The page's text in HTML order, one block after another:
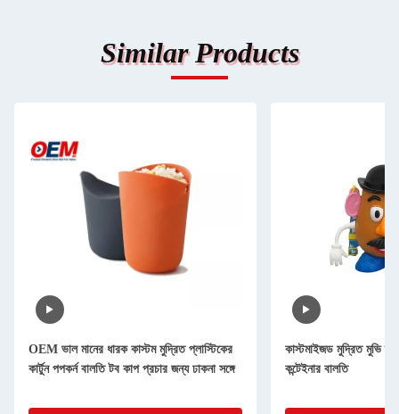
Similar Products
OEM ভাল মানের ধারক কাস্টম মুদ্রিত প্লাস্টিকের
কার্টুন পপকর্ন বালতি টব কাপ প্রচার জন্য ঢাকনা সঙ্গে
কাস্টমাইজড মুদ্রিত মুভি
কন্টেইনার বালতি